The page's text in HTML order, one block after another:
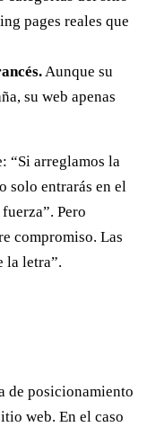
pages reales que
Aunque su
su web apenas
“Si arreglamos la
solo entrarás en el
Pero
compromiso. Las
la letra”.
de posicionamiento
web. En el caso